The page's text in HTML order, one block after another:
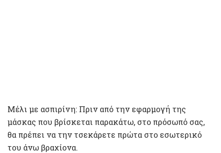
Μέλι με ασπιρίνη: Πριν από την εφαρμογή της
μάσκας που βρίσκεται παρακάτω, στο πρόσωπό σας,
θα πρέπει να την τσεκάρετε πρώτα στο εσωτερικό
του άνω βραχίονα.